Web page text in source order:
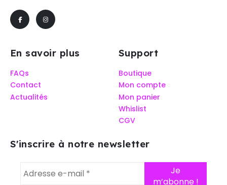
En savoir plus
FAQs
Contact
Actualités
Support
Boutique
Mon compte
Mon panier
Whislist
CGV
S'inscrire à notre newsletter